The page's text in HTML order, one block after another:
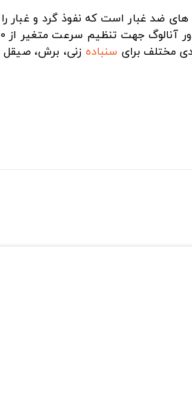
های‌ ضد غبار است که نفوذ گرد و غبار
سنباده زنی، برش، صیقل‌